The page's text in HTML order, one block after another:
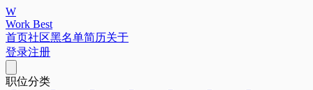
W
Work Best
首页社区黑名单简历关于
登录注册
职位分类